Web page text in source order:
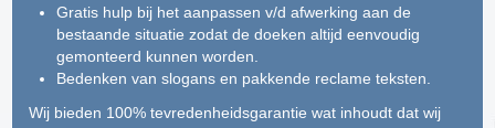
Gratis hulp bij het aanpassen v/d afwerking aan de
bestaande situatie zodat de doeken altijd eenvoudig
gemonteerd kunnen worden.
Bedenken van slogans en pakkende reclame teksten.
Wij bieden 100% tevredenheidsgarantie wat inhoudt dat wij